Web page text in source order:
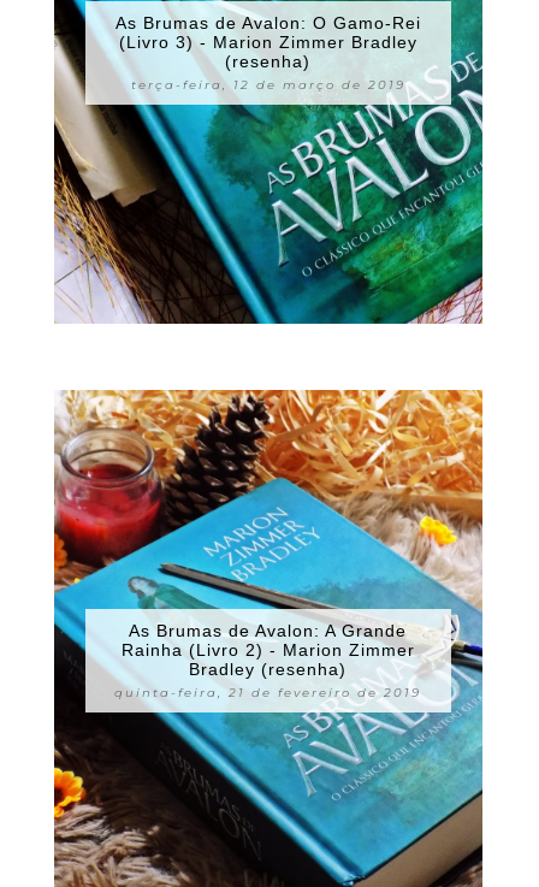
As Brumas de Avalon: O Gamo-Rei
(Livro 3) - Marion Zimmer Bradley
(resenha)
terça-feira, 12 de março de 2019
As Brumas de Avalon: A Grande
Rainha (Livro 2) - Marion Zimmer
Bradley (resenha)
quinta-feira, 21 de fevereiro de 2019